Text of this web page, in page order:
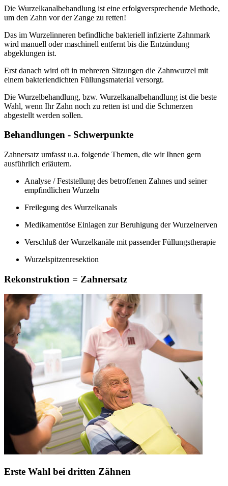
Die Wurzelkanalbehandlung ist eine erfolgversprechende Methode,
um den Zahn vor der Zange zu retten!
Das im Wurzelinneren befindliche bakteriell infizierte Zahnmark
wird manuell oder maschinell entfernt bis die Entzündung
abgeklungen ist.
Erst danach wird oft in mehreren Sitzungen die Zahnwurzel mit
einem bakteriendichten Füllungsmaterial versorgt.
Die Wurzelbehandlung, bzw. Wurzelkanalbehandlung ist die beste
Wahl, wenn Ihr Zahn noch zu retten ist und die Schmerzen
abgestellt werden sollen.
Behandlungen - Schwerpunkte
Zahnersatz umfasst u.a. folgende Themen, die wir Ihnen gern
ausführlich erläutern.
Analyse / Feststellung des betroffenen Zahnes und seiner
empfindlichen Wurzeln
Freilegung des Wurzelkanals
Medikamentöse Einlagen zur Beruhigung der Wurzelnerven
Verschluß der Wurzelkanäle mit passender Füllungstherapie
Wurzelspitzenresektion
Rekonstruktion = Zahnersatz
Erste Wahl bei dritten Zähnen